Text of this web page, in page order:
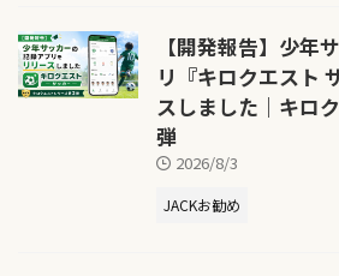
【開発報告】少年
リ『キロクエスト
スしました｜キロ
弾
2026/8/3
JACKお勧め